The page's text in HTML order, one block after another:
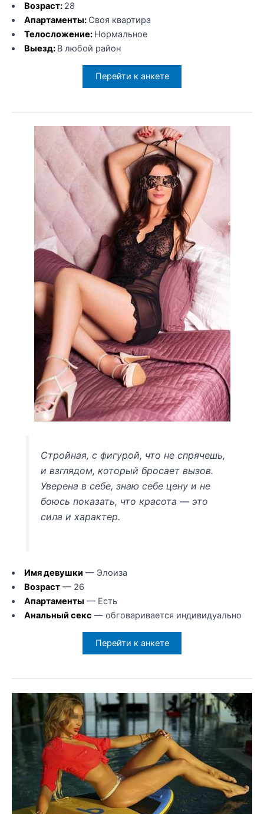
Возраст: 28
Апартаменты: Своя квартира
Телосложение: Нормальное
Выезд: В любой район
Перейти к анкете
Стройная, с фигурой, что не спрячешь,
и взглядом, который бросает вызов.
Уверена в себе, знаю себе цену и не
боюсь показать, что красота — это
сила и характер.
Имя девушки — Элоиза
Возраст— 26
Апартаменты — Есть
Анальный секс — обговаривается индивидуально
Перейти к анкете